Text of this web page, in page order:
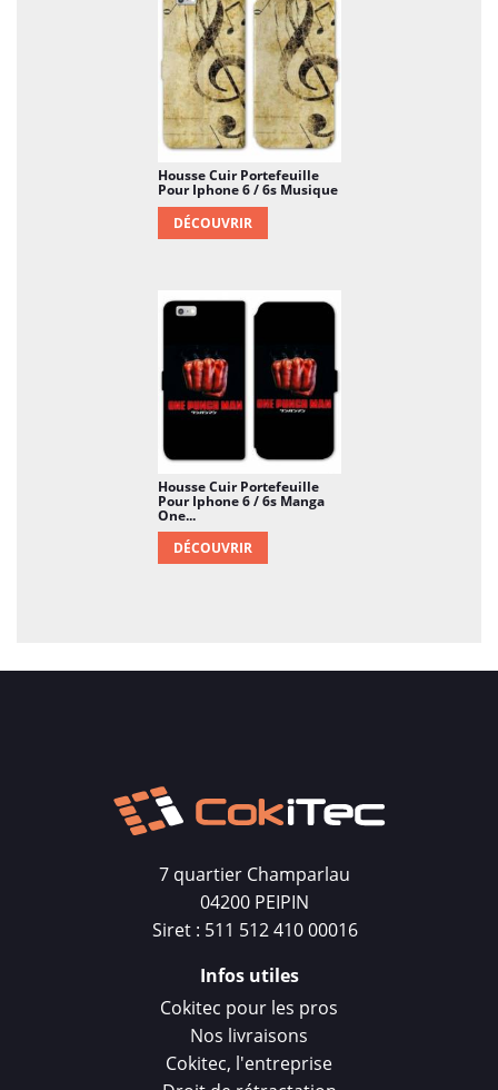
Housse Cuir Portefeuille
Pour Iphone 6 / 6s Musique
DÉCOUVRIR
Housse Cuir Portefeuille
Pour Iphone 6 / 6s Manga
One...
DÉCOUVRIR
7 quartier Champarlau
04200 PEIPIN
Siret : 511 512 410 00016
Infos utiles
Cokitec pour les pros
Nos livraisons
Cokitec, l'entreprise